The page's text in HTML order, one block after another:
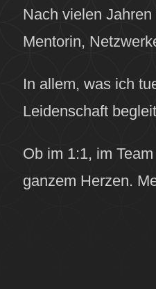
Nach vielen
Mentorin,
In allem, was ich
Leidenschaft
Ob im 1:1, im
ganzem Herzen.